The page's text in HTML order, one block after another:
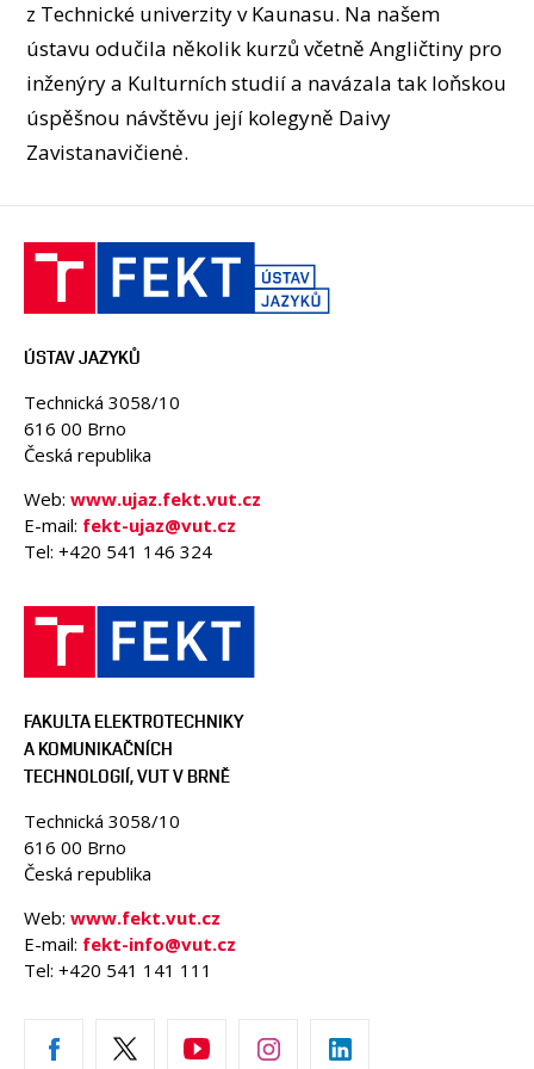
OSOBY
UČEBNY
CONFERENCES AND COMPETITIONS
KONTAKT
z Technické univerzity v Kaunasu. Na našem
ústavu odučila několik kurzů včetně Angličtiny pro
inženýry a Kulturních studií a navázala tak loňskou
úspěšnou návštěvu její kolegyně Daivy
Zavistanavičienė.
ÚSTAV JAZYKŮ
Technická 3058/10
616 00 Brno
Česká republika
Web: www.ujaz.fekt.vut.cz
E-mail: fekt-ujaz@vut.cz
Tel: +420 541 146 324
FAKULTA ELEKTROTECHNIKY
A KOMUNIKAČNÍCH
TECHNOLOGIÍ, VUT V BRNĚ
Technická 3058/10
616 00 Brno
Česká republika
Web: www.fekt.vut.cz
E-mail: fekt-info@vut.cz
Tel: +420 541 141 111